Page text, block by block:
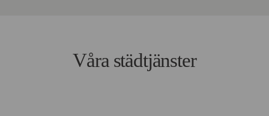
Våra städtjänster